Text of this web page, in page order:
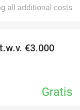
all additional costs
€3.000
Gratis